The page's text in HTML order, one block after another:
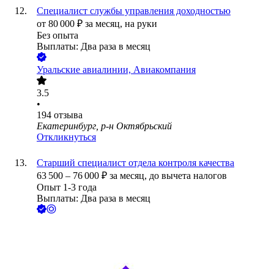
Специалист службы управления доходностью
от 80 000 ₽ за месяц, на руки
Без опыта
Выплаты: Два раза в месяц
Уральские авиалинии, Авиакомпания
3.5
•
194 отзыва
Екатеринбург, р-н Октябрьский
Откликнуться
Старший специалист отдела контроля качества
63 500 – 76 000 ₽ за месяц, до вычета налогов
Опыт 1-3 года
Выплаты: Два раза в месяц